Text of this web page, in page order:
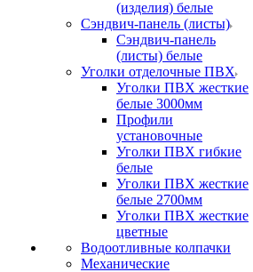
(изделия) белые
Сэндвич-панель (листы)
Сэндвич-панель
(листы) белые
Уголки отделочные ПВХ
Уголки ПВХ жесткие
белые 3000мм
Профили
установочные
Уголки ПВХ гибкие
белые
Уголки ПВХ жесткие
белые 2700мм
Уголки ПВХ жесткие
цветные
Водоотливные колпачки
Механические